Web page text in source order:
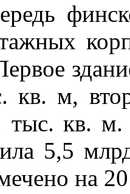
кв. м,
кв.
5,5
на